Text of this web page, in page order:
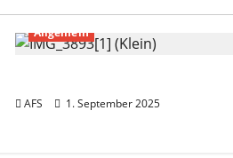
Allgemein
AFS 1. September 2025